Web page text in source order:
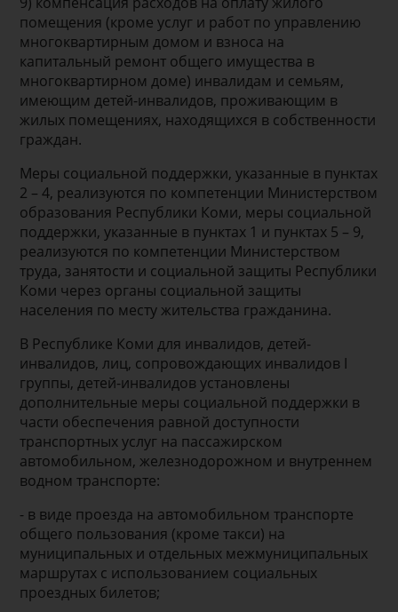
помещения (кроме услуг и работ по управлению
многоквартирным домом и взноса на
капитальный ремонт общего имущества в
многоквартирном доме) инвалидам и семьям,
имеющим детей-инвалидов, проживающим в
жилых помещениях, находящихся в собственности
граждан.
Меры социальной поддержки, указанные в пунктах
2 – 4, реализуются по компетенции Министерством
образования Республики Коми, меры социальной
поддержки, указанные в пунктах 1 и пунктах 5 – 9,
реализуются по компетенции Министерством
труда, занятости и социальной защиты Республики
Коми через органы социальной защиты
населения по месту жительства гражданина.
В Республике Коми для инвалидов, детей-
инвалидов, лиц, сопровождающих инвалидов I
группы, детей-инвалидов установлены
дополнительные меры социальной поддержки в
части обеспечения равной доступности
транспортных услуг на пассажирском
автомобильном, железнодорожном и внутреннем
водном транспорте:
- в виде проезда на автомобильном транспорте
общего пользования (кроме такси) на
муниципальных и отдельных межмуниципальных
маршрутах с использованием социальных
проездных билетов;